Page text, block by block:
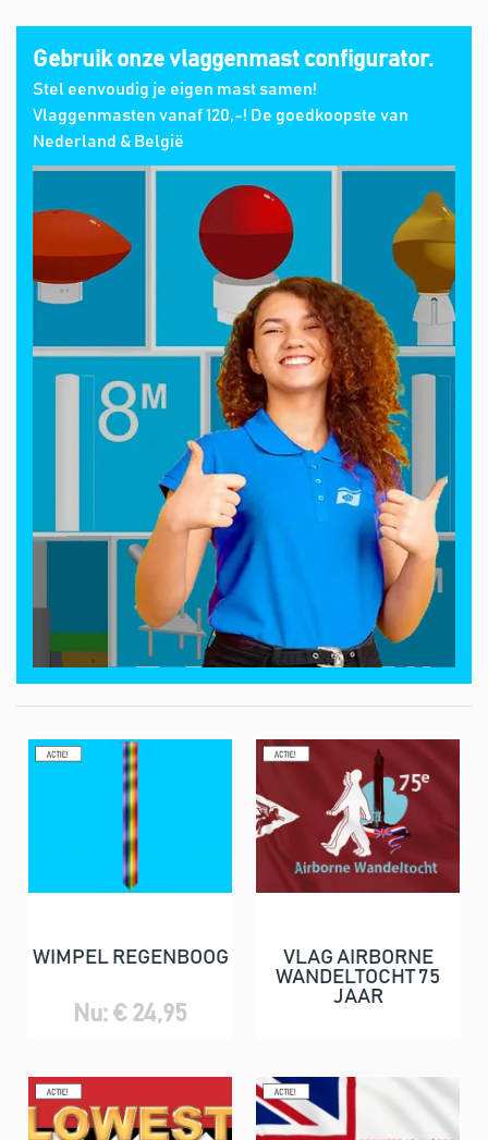
Gebruik onze vlaggenmast configurator.
Stel eenvoudig je eigen mast samen!
Vlaggenmasten vanaf 120,-! De goedkoopste van
Nederland & België
WIMPEL REGENBOOG
Nu: € 24,95
VLAG AIRBORNE
WANDELTOCHT 75
JAAR